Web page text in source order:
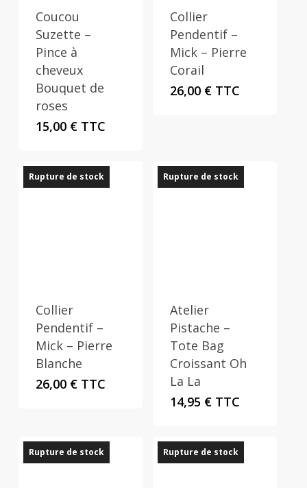
Coucou
Suzette –
Pince à
cheveux
Bouquet de
roses
15,00 € TTC
Collier
Pendentif –
Mick – Pierre
Corail
26,00 € TTC
Rupture de stock
Collier
Pendentif –
Mick – Pierre
Blanche
26,00 € TTC
Rupture de stock
Atelier
Pistache –
Tote Bag
Croissant Oh
La La
14,95 € TTC
Rupture de stock Rupture de stock